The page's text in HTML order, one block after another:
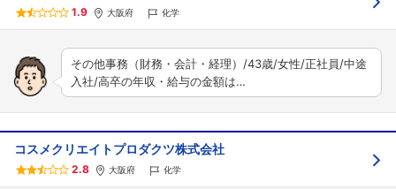
1.9 大阪府 化学
その他事務（財務・会計・経理）/43歳/女性/正社員/中途
入社/高卒の年収・給与の金額は…
コスメクリエイトプロダクツ株式会社
2.8 大阪府 化学